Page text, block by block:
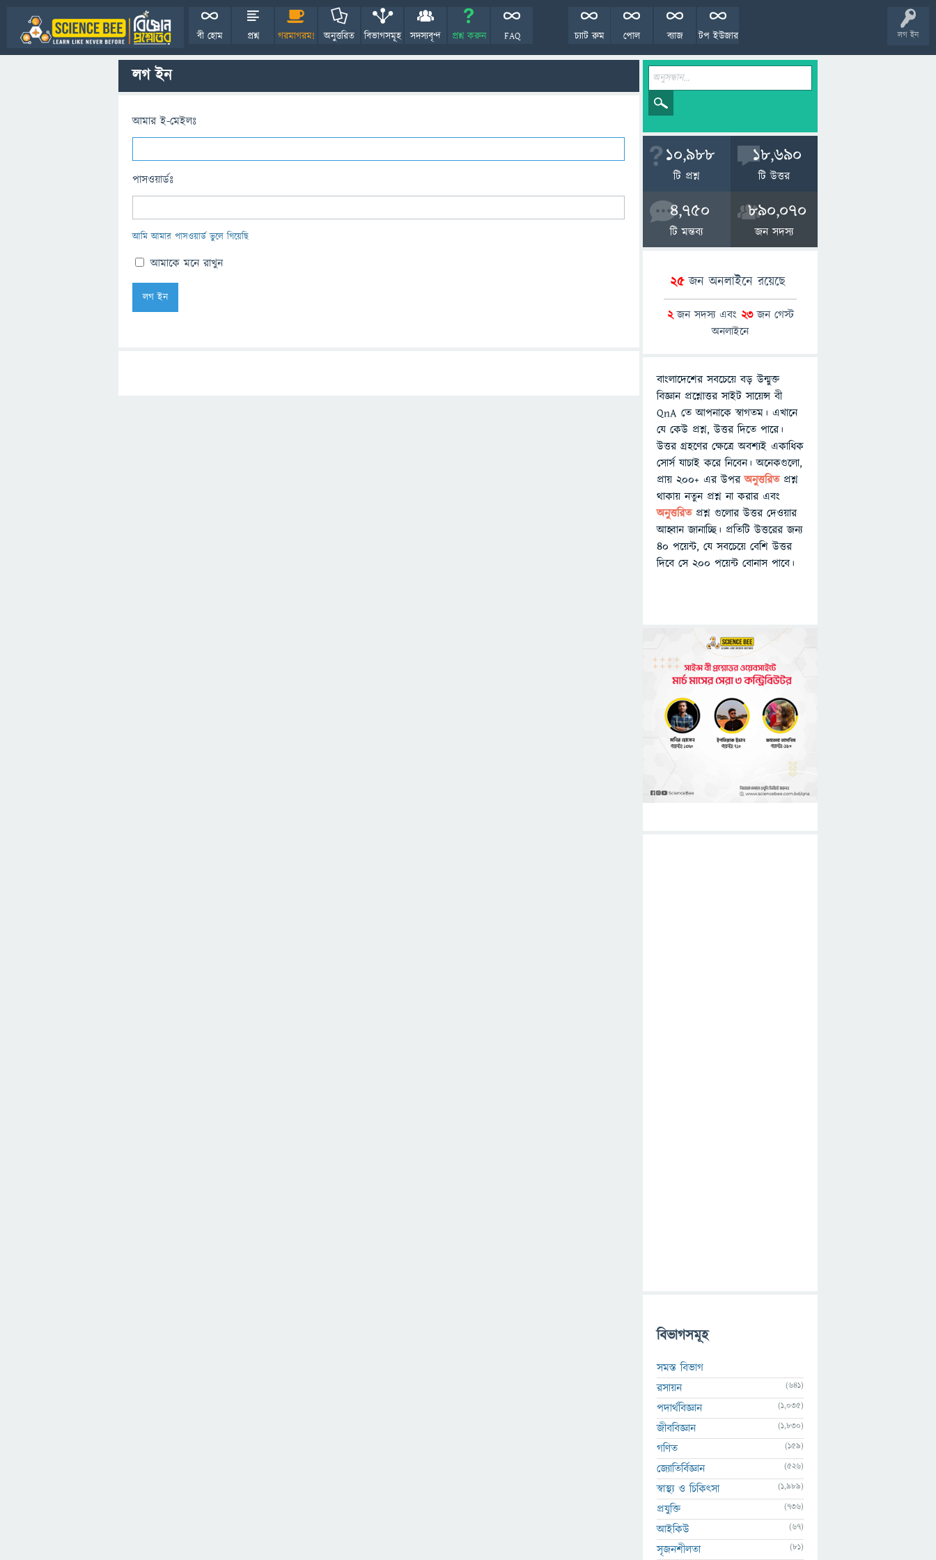
লগ ইন
বী হোম প্রশ্ন গরমাগরম! অনুত্তরিত বিভাগসমূহ সদস্যবৃন্দ প্রশ্ন করুন FAQ টপ ইউজার
ব্যাজ
পোল
চ্যাট রুম
লগ ইন
আমার ই-মেইলঃ
পাসওয়ার্ডঃ
আমি আমার পাসওয়ার্ড ভুলে গিয়েছি
আমাকে মনে রাখুন
10,988
টি প্রশ্ন
18,690
টি উত্তর
4,750
টি মন্তব্য
890,070
জন সদস্য
25জন অনলাইনে রয়েছে
2জন সদস্য এবং 23জন গেস্ট
অনলাইনে
বাংলাদেশের সবচেয়ে বড় উন্মুক্ত
বিজ্ঞান প্রশ্নোত্তর সাইট সায়েন্স বী
QnA তে আপনাকে স্বাগতম। এখানে
যে কেউ প্রশ্ন, উত্তর দিতে পারে।
উত্তর গ্রহণের ক্ষেত্রে অবশ্যই একাধিক
সোর্স যাচাই করে নিবেন। অনেকগুলো,
প্রায় ২০০+ এর উপরঅনুত্তরিতপ্রশ্ন
থাকায় নতুন প্রশ্ন না করার এবং
অনুত্তরিত প্রশ্ন গুলোর উত্তর দেওয়ার
আহ্বান জানাচ্ছি। প্রতিটি উত্তরের জন্য
৪০ পয়েন্ট, যে সবচেয়ে বেশি উত্তর
দিবে সে ২০০ পয়েন্ট বোনাস পাবে।
বিভাগসমূহ
সমস্ত বিভাগ
রসায়ন
(641)
পদার্থবিজ্ঞান (1,035)
জীববিজ্ঞান (1,830)
গণিত (159)
জ্যোতির্বিজ্ঞান (526)
স্বাস্থ্য ও চিকিৎসা (1,989)
প্রযুক্তি (736)
আইকিউ (67)
সৃজনশীলতা (81)